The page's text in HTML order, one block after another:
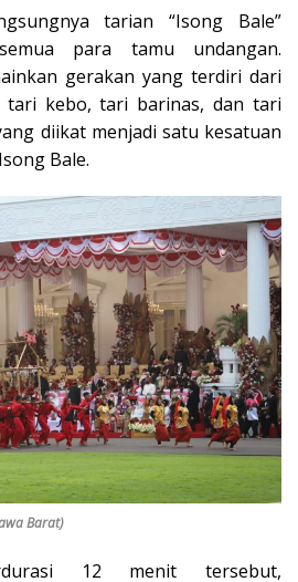
tarian “Isong Bale”
para tamu undangan.
gerakan yang terdiri dari
kebo, tari barinas, dan tari
diikat menjadi satu kesatuan
Bale.
Barat)
12 menit tersebut,